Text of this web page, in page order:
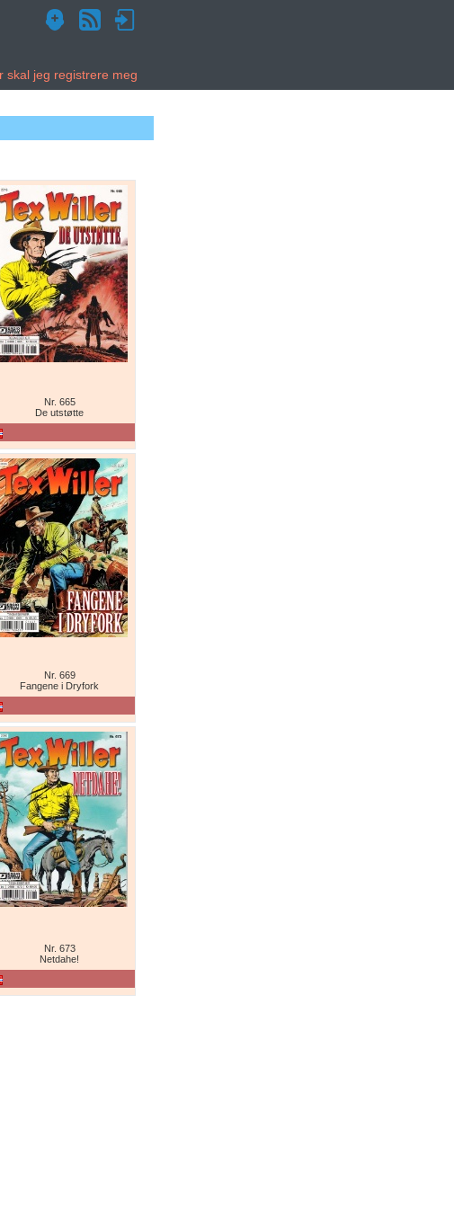
skal jeg registrere meg
Nr. 665
De utstøtte
Nr. 669
Fangene i Dryfork
Nr. 673
Netdahe!